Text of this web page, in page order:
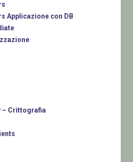
Applicazione con DB
– Crittografia